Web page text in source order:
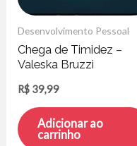
Desenvolvimento Pessoal
Chega de Timidez –
Valeska Bruzzi
R$ 39,99
Adicionar ao
carrinho